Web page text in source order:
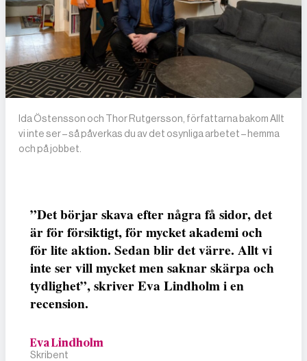
Ida Östensson och Thor Rutgersson, författarna bakom Allt
vi inte ser – så påverkas du av det osynliga arbetet – hemma
och på jobbet.
”Det börjar skava efter några få sidor, det
är för försiktigt, för mycket akademi och
för lite aktion. Sedan blir det värre. Allt vi
inte ser vill mycket men saknar skärpa och
tydlighet”, skriver Eva Lindholm i en
recension.
Eva Lindholm
Skribent